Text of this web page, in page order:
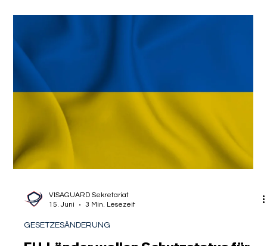
VISAGUARD Sekretariat
GESETZESÄNDERUNG
Wohnungsanmeldungen in Berlin
funktionieren wieder
Die Bundeshauptstadt zieht seit jeher hochqualifizierte
Fachkräfte aus aller Welt magisch an. Wer im Rahmen des